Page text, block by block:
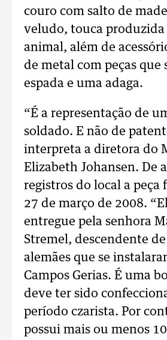
couro com salto de
veludo, touca produzida
animal, além de
de metal com peças que
espada e uma adaga.
“É a representação de
soldado. E não de
interpreta a diretora do
Elizabeth Johansen. De
registros do local a peça
27 de março de 2008.
entregue pela senhora
Stremel, descendente
alemães que se
Campos Gerias. É uma
deve ter sido
período czarista. Por
possui mais ou menos